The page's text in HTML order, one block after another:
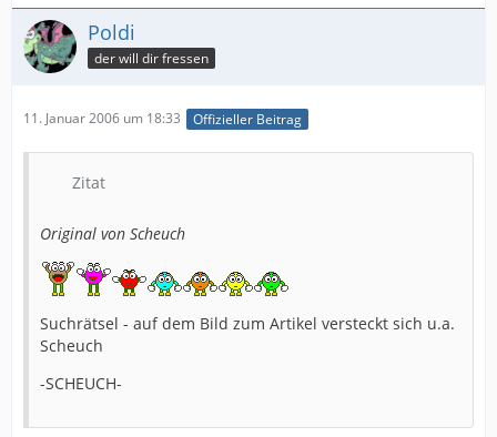
Poldi
der will dir fressen
11. Januar 2006 um 18:33 Offizieller Beitrag
Zitat
Original von Scheuch
Suchrätsel - auf dem Bild zum Artikel versteckt sich u.a.
Scheuch
-SCHEUCH-